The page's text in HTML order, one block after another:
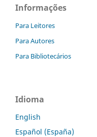
Informações
Para Leitores
Para Autores
Para Bibliotecários
Idioma
English
Español (España)